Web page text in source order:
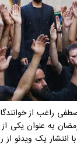
راغب از
به عنوان یکی
انتشار یک ویدئو